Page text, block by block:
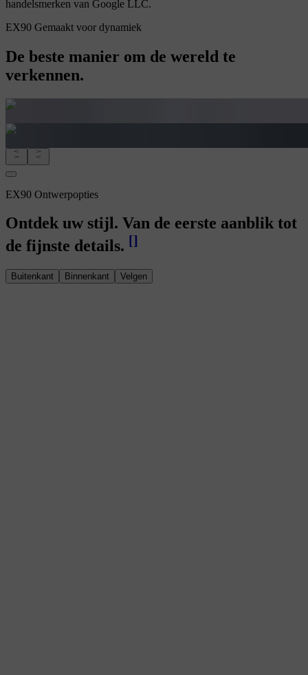
handelsmerken van Google LLC.
EX90 Gemaakt voor dynamiek
De beste manier om de wereld te
verkennen.
EX90 Ontwerpopties
Ontdek uw stijl. Van de eerste aanblik tot
de fijnste details. []
Buitenkant Binnenkant Velgen